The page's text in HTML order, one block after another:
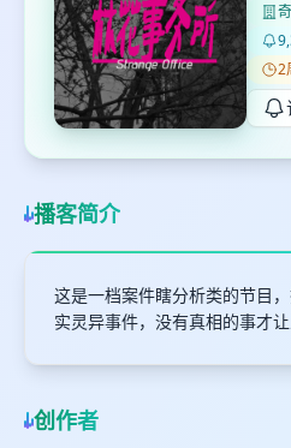
2
播客简介
这是一档案件瞎分析类的节目
实灵异事件，没有真相的事才
创作者
最长200字